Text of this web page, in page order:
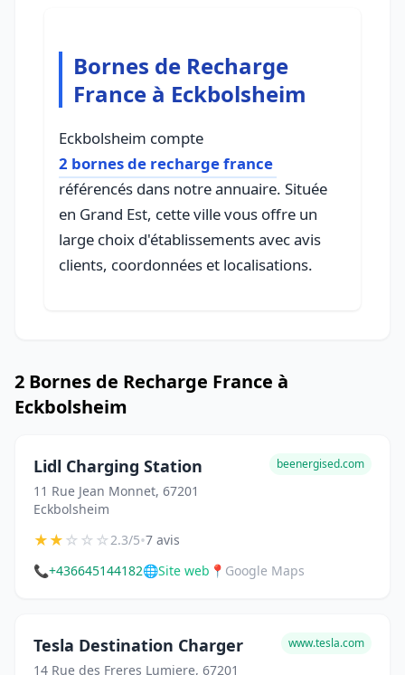
Bornes de Recharge
France à Eckbolsheim
Eckbolsheim compte
2 bornes de recharge france
référencés dans notre annuaire. Située
en Grand Est, cette ville vous offre un
large choix d'établissements avec avis
clients, coordonnées et localisations.
2 Bornes de Recharge France à
Eckbolsheim
Lidl Charging Station
11 Rue Jean Monnet, 67201
Eckbolsheim
beenergised.com
★★☆☆☆2.3/5•7 avis
📞+436645144182🌐Site web 📍 Google Maps
Tesla Destination Charger
14 Rue des Freres Lumiere, 67201
www.tesla.com